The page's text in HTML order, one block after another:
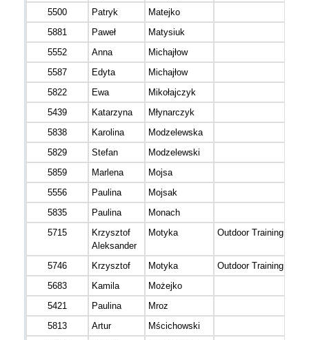
5500
Patryk
Matejko
5881
Paweł Matysiuk
5552
Anna
Michajłow
5587
Edyta
Michajłow
5822
Ewa
Mikołajczyk
5439
Katarzyna
Młynarczyk
5838
Karolina
Modzelewska
5829
Stefan
Modzelewski
5859
Marlena
Mojsa
5556
Paulina
Mojsak
5835
Paulina
Monach
5715
Krzysztof
Aleksander
Motyka Outdoor Training
5746 Krzysztof Motyka
Outdoor Training
5683
Kamila
Możejko
5421
Paulina
Mroz
5813
Artur
Mścichowski